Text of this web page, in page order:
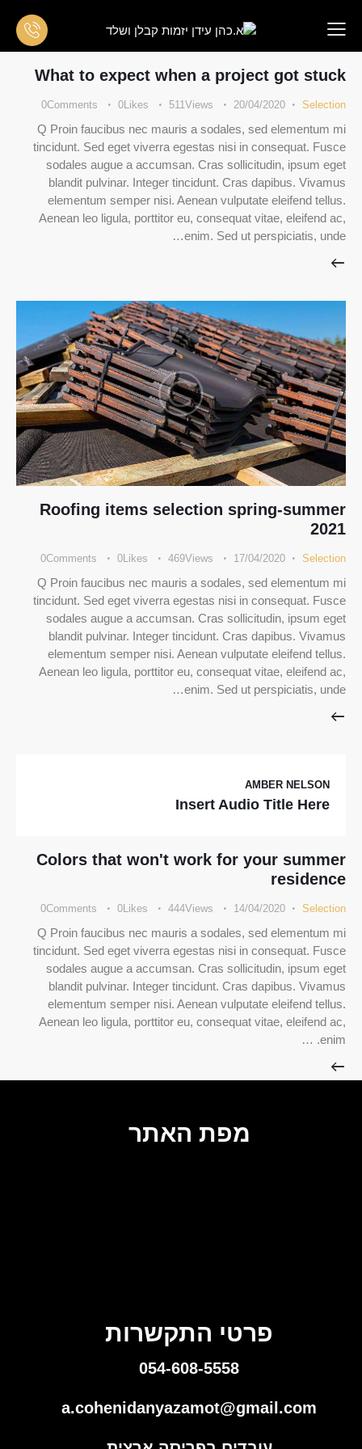
What to expect when a project got stuck
Selection
20/04/2020
511Views
0Likes
0Comments
Q Proin faucibus nec mauris a sodales, sed elementum mi
tincidunt. Sed eget viverra egestas nisi in consequat. Fusce
sodales augue a accumsan. Cras sollicitudin, ipsum eget
blandit pulvinar. Integer tincidunt. Cras dapibus. Vivamus
elementum semper nisi. Aenean vulputate eleifend tellus.
Aenean leo ligula, porttitor eu, consequat vitae, eleifend ac,
enim. Sed ut perspiciatis, unde…
Roofing items selection spring-summer
2021
Selection
17/04/2020
469Views
0 Likes
0Comments
Q Proin faucibus nec mauris a sodales, sed elementum mi
tincidunt. Sed eget viverra egestas nisi in consequat. Fusce
sodales augue a accumsan. Cras sollicitudin, ipsum eget
blandit pulvinar. Integer tincidunt. Cras dapibus. Vivamus
elementum semper nisi. Aenean vulputate eleifend tellus.
Aenean leo ligula, porttitor eu, consequat vitae, eleifend ac,
enim. Sed ut perspiciatis, unde…
AMBER NELSON
Insert Audio Title Here
Colors that won't work for your summer
residence
Selection
14/04/2020
444Views
0 Likes
0Comments
Q Proin faucibus nec mauris a sodales, sed elementum mi
tincidunt. Sed eget viverra egestas nisi in consequat. Fusce
sodales augue a accumsan. Cras sollicitudin, ipsum eget
blandit pulvinar. Integer tincidunt. Cras dapibus. Vivamus
elementum semper nisi. Aenean vulputate eleifend tellus.
Aenean leo ligula, porttitor eu, consequat vitae, eleifend ac,
enim. …
מפת האתר
פרטי התקשרות
054-608-5558
a.cohenidanyazamot@gmail.com